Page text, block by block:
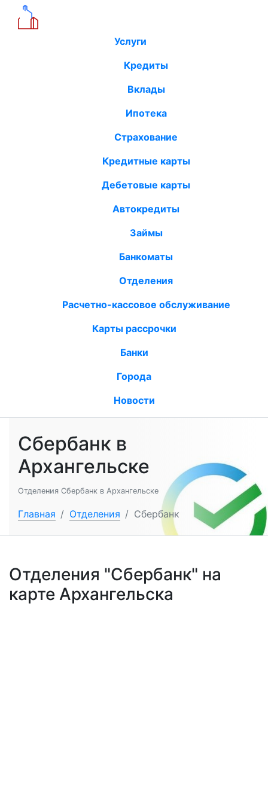
Услуги
Кредиты
Вклады
Ипотека
Страхование
Кредитные карты
Дебетовые карты
Автокредиты
Займы
Банкоматы
Отделения
Расчетно-кассовое обслуживание
Карты рассрочки
Банки
Города
Новости
Сбербанк в
Архангельске
Отделения Сбербанк в Архангельске
Главная / Отделения / Сбербанк
Отделения "Сбербанк" на
карте Архангельска